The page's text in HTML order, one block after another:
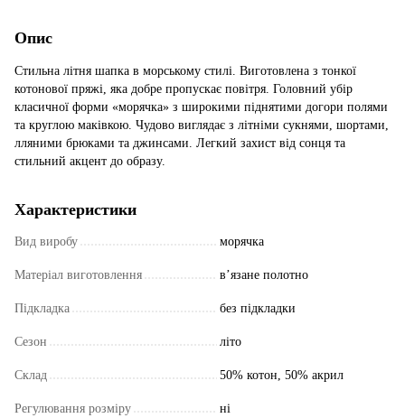
Опис
Стильна літня шапка в морському стилі. Виготовлена з тонкої
котонової пряжі, яка добре пропускає повітря. Головний убір
класичної форми «морячка» з широкими піднятими догори полями
та круглою маківкою. Чудово виглядає з літніми сукнями, шортами,
лляними брюками та джинсами. Легкий захист від сонця та
стильний акцент до образу.
Характеристики
Вид виробу морячка
Матеріал виготовлення в’язане полотно
Підкладка без підкладки
Сезон літо
Склад 50% котон, 50% акрил
Регулювання розміру ні